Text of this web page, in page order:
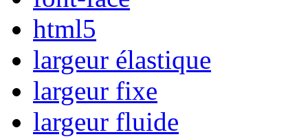
html5
largeur élastique
largeur fixe
largeur fluide